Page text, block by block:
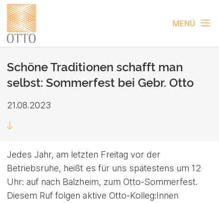
MENÜ
Schöne Traditionen schafft man
selbst: Sommerfest bei Gebr. Otto
21.08.2023
Jedes Jahr, am letzten Freitag vor der
Betriebsruhe, heißt es für uns spätestens um 12
Uhr: auf nach Balzheim, zum Otto-Sommerfest.
Diesem Ruf folgen aktive Otto-Kolleg:Innen